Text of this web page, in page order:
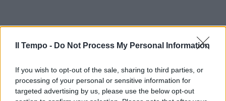
Il Tempo - Do Not Process My Personal Information
If you wish to opt-out of the sale, sharing to third parties, or
processing of your personal or sensitive information for
targeted advertising by us, please use the below opt-out